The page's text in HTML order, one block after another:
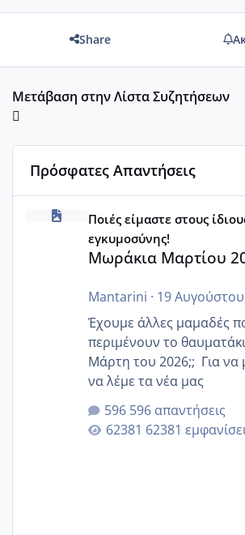
Share
Μετάβαση στην Λίστα Συζητήσεων
Πρόσφατες Απαντήσεις
Μωράκια Μαρτίου 2026
Ποιές είμαστε στους
εγκυμοσύνης!
Μωράκια Μαρτίου
Mantarini · 19
Έχουμε άλλες μαμαδές
περιμένουν το
Μάρτη του 2026;; Για να μαζευόμαστε
να λέμε τα νέα μας
596 απαντήσεις
62381